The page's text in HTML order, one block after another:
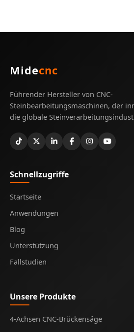
Midecnc
Führender Hersteller von CNC-
Steinbearbeitungsmaschinen, der
die globale
Schnellzugriffe
Startseite
Anwendungen
Blog
Unterstützung
Fallstudien
Unsere Produkte
4-Achsen CNC-Brückensäge